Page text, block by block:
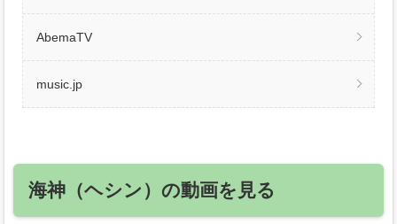
AbemaTV
music.jp
海神（ヘシン）の動画を見る